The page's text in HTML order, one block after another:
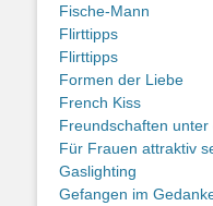
Fische-Mann
Flirttipps
Flirttipps
Formen der Liebe
French Kiss
Freundschaften
Für Frauen attraktiv
Gaslighting
Gefangen im